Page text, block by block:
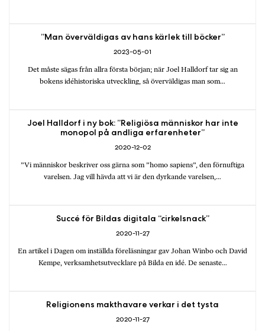
2023-05-01
”Man överväldigas av hans kärlek till böcker”
Det måste sägas från allra första början; när Joel Halldorf tar sig an
bokens idéhistoriska utveckling, så överväldigas man som…
2020-12-02
Joel Halldorf i ny bok: ”Religiösa människor har inte
monopol på andliga erfarenheter”
”Vi människor beskriver oss gärna som ”homo sapiens”, den förnuftiga
varelsen. Jag vill hävda att vi är den dyrkande varelsen,…
2020-11-27
Succé för Bildas digitala “cirkelsnack”
En artikel i Dagen om inställda föreläsningar gav Johan Winbo och David
Kempe, verksamhetsutvecklare på Bilda en idé. De senaste…
2020-11-27
Religionens makthavare verkar i det tysta